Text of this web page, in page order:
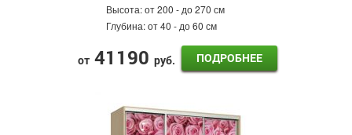
Высота:от 200 - до 270 см
Глубина:от 40 - до 60 см
от 41190 руб. ПОДРОБНЕЕ